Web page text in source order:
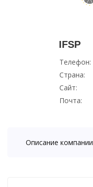
IFSP
Телефон:
Страна:
Сайт:
Почта:
Описание компании